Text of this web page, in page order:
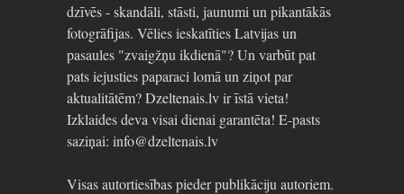
dzīvēs - skandāli, stāsti, jaunumi un pikantākās
fotogrāfijas. Vēlies ieskatīties Latvijas un
pasaules "zvaigžņu ikdienā"? Un varbūt pat
pats iejusties paparaci lomā un ziņot par
aktualitātēm? Dzeltenais.lv ir īstā vieta!
Izklaides deva visai dienai garantēta! E-pasts
saziņai: info@dzeltenais.lv
Visas autortiesības pieder publikāciju autoriem.